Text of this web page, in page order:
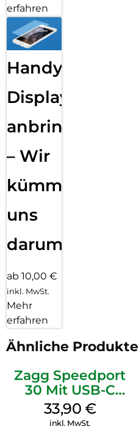
erfahren
Handy
Displayfolie
anbringen
– Wir
kümmern
uns
darum!
ab 10,00 €
inkl. MwSt.
Mehr
erfahren
Ähnliche Produkte
Zagg Speedport
30 Mit USB-C
Kabel Weiß
33,90 €
inkl. MwSt.